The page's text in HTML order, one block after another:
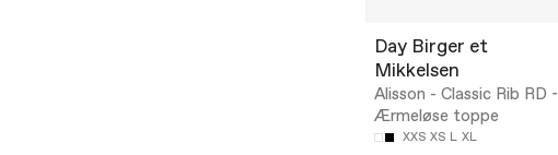
Day Birger et
Mikkelsen
Alisson - Classic Rib RD -
Ærmeløse toppe
XXS XS L XL